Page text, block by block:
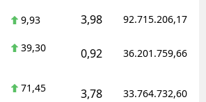
9,93 3,98 92.715.206,17
39,30 0,92 36.201.759,66
71,45 3,78 33.764.732,60